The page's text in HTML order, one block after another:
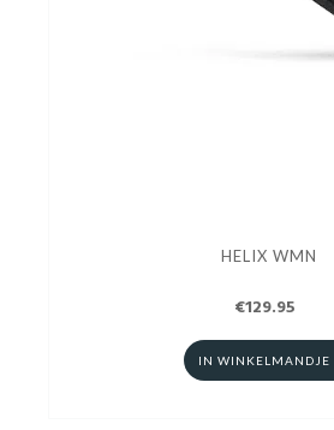
HELIX WMN
€129.95
IN WINKELMANDJE